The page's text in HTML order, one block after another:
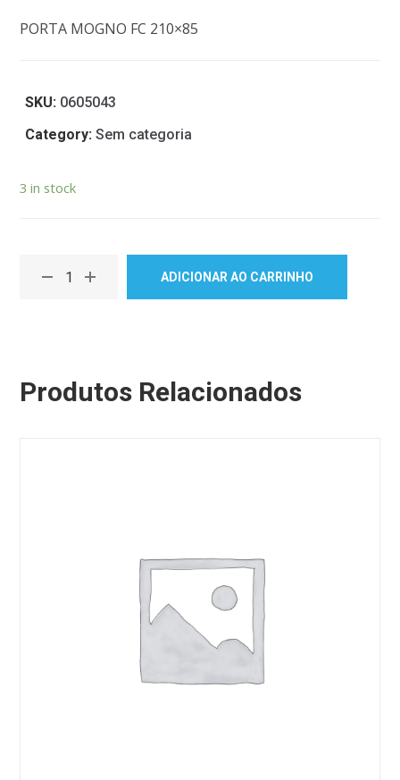
PORTA MOGNO FC 210×85
SKU: 0605043
Category:Sem categoria
3 in stock
ADICIONAR AO CARRINHO
Produtos Relacionados